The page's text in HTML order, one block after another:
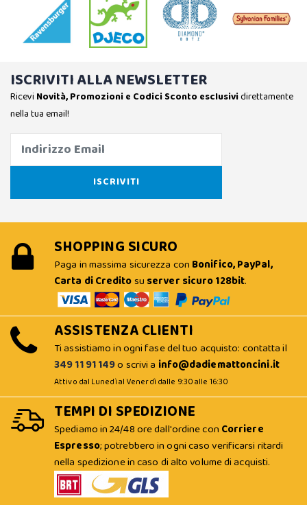
ISCRIVITI ALLA NEWSLETTER
Ricevi Novità, Promozioni e Codici Sconto esclusividirettamente
nella tua email!
SHOPPING SICURO
Paga in massima sicurezza con Bonifico, PayPal,
Carta di Creditosu server sicuro 128bit.
ASSISTENZA CLIENTI
Ti assistiamo in ogni fase del tuo acquisto: contatta il
349 11 91 149o scrivi a info@dadiemattoncini.it
Attivo dal Lunedì al Venerdì dalle 9:30 alle 16:30
TEMPI DI SPEDIZIONE
Spediamo in 24/48 ore dall'ordine con Corriere
Espresso; potrebbero in ogni caso verificarsi ritardi
nella spedizione in caso di alto volume di acquisti.